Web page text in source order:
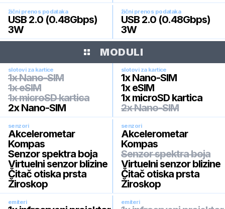
žični prenos podataka
USB 2.0 (0.48Gbps)
3W
žični prenos podataka
USB 2.0 (0.48Gbps)
3W
MODULI
slotovi za kartice
1x Nano-SIM
1x eSIM
1x microSD kartica
2x Nano-SIM
slotovi za kartice
1x Nano-SIM
1x eSIM
1x microSD kartica
2x Nano-SIM
senzori
Akcelerometar
Kompas
Senzor spektra boja
Virtuelni senzor blizine
Čitač otiska prsta
Žiroskop
senzori
Akcelerometar
Kompas
Senzor spektra boja
Virtuelni senzor blizine
Čitač otiska prsta
Žiroskop
emiteri emiteri